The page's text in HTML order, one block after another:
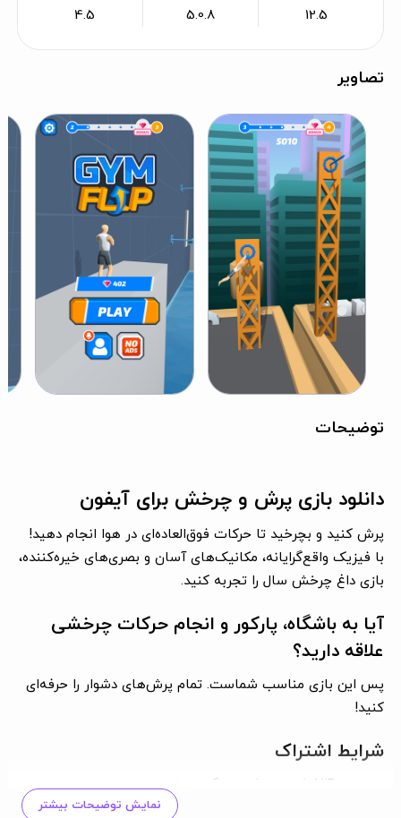
12.5
5.0.8
4.5
تصاویر
توضیحات
دانلود بازی پرش و چرخش برای آیفون
پرش کنید و بچرخید تا حرکات فوق‌العاده‌ای در هوا انجام دهید!
با فیزیک واقع‌گرایانه، مکانیک‌های آسان و بصری‌های خیره‌کننده،
بازی داغ چرخش سال را تجربه کنید.
آیا به باشگاه، پارکور و انجام حرکات چرخشی
علاقه دارید؟
پس این بازی مناسب شماست. تمام پرش‌های دشوار را حرفه‌ای
کنید!
شرایط اشتراک
عضویت VIP یک اشتراک هفتگی به قیمت 6.99 دلار ارائه می‌دهد
که پس از یک دوره آزمایشی 3 روزه فعال می‌شود. پس از خرید
نمایش توضیحات بیشتر